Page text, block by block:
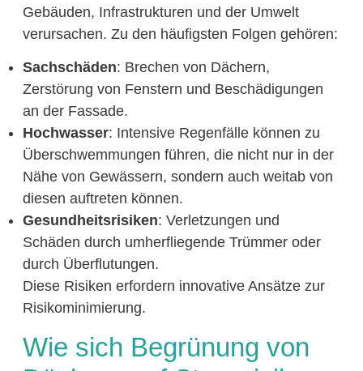
Gebäuden, Infrastrukturen und der Umwelt
verursachen. Zu den häufigsten Folgen gehören:
Sachschäden: Brechen von Dächern,
Zerstörung von Fenstern und Beschädigungen
an der Fassade.
Hochwasser: Intensive Regenfälle können zu
Überschwemmungen führen, die nicht nur in der
Nähe von Gewässern, sondern auch weitab von
diesen auftreten können.
Gesundheitsrisiken: Verletzungen und
Schäden durch umherfliegende Trümmer oder
durch Überflutungen.
Diese Risiken erfordern innovative Ansätze zur
Risikominimierung.
Wie sich Begrünung von